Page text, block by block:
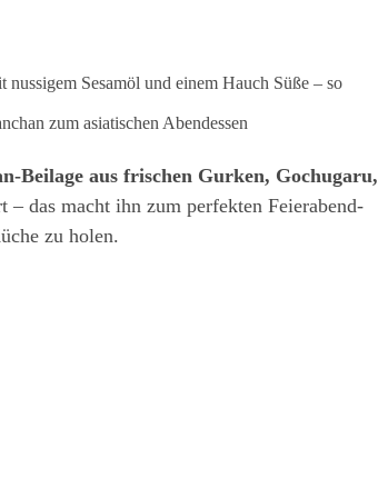
Sesamöl und einem Hauch Süße – so
zum asiatischen Abendessen
Beilage aus frischen Gurken, Gochugaru,
das macht ihn zum perfekten Feierabend-
zu holen.